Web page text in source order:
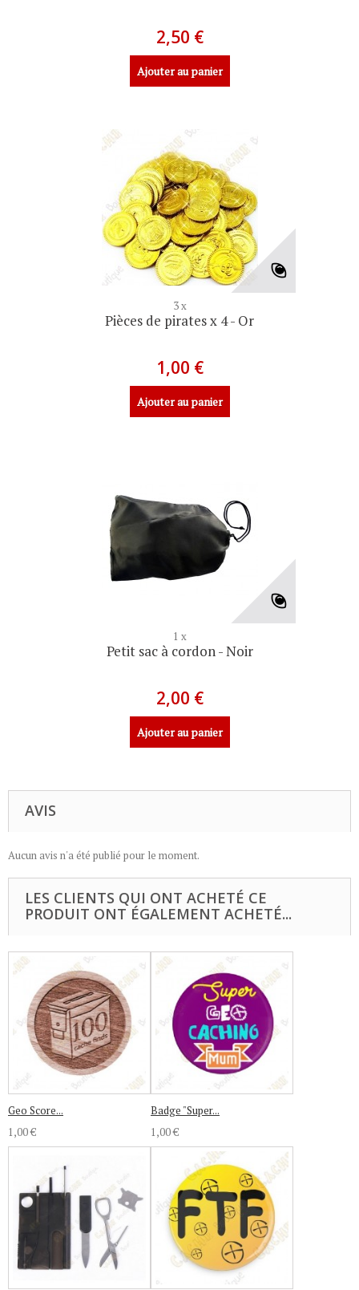
2,50 €
Ajouter au panier
3 x
Pièces de pirates x 4 - Or
1,00 €
Ajouter au panier
1 x
Petit sac à cordon - Noir
2,00 €
Ajouter au panier
AVIS
Aucun avis n'a été publié pour le moment.
LES CLIENTS QUI ONT ACHETÉ CE
PRODUIT ONT ÉGALEMENT ACHETÉ...
Geo Score...
1,00 €
Badge "Super...
1,00 €